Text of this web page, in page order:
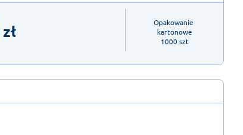
zł
Opakowanie
kartonowe
1000 szt